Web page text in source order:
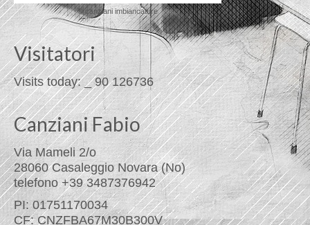
© canziani imbiancature
Visitatori
Visits today: _ 90 126736
Canziani Fabio
Via Mameli 2/o
28060 Casaleggio Novara (No)
telefono +39 3487376942
PI: 01751170034
CF: CNZFBA67M30B300V